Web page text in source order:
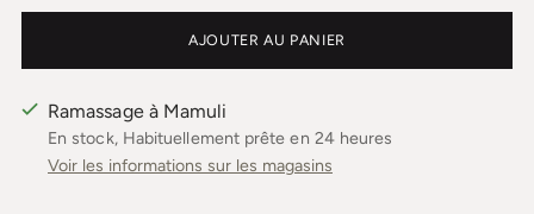
AJOUTER AU PANIER
Ramassage à Mamuli
En stock, Habituellement prête en 24 heures
Voir les informations sur les magasins